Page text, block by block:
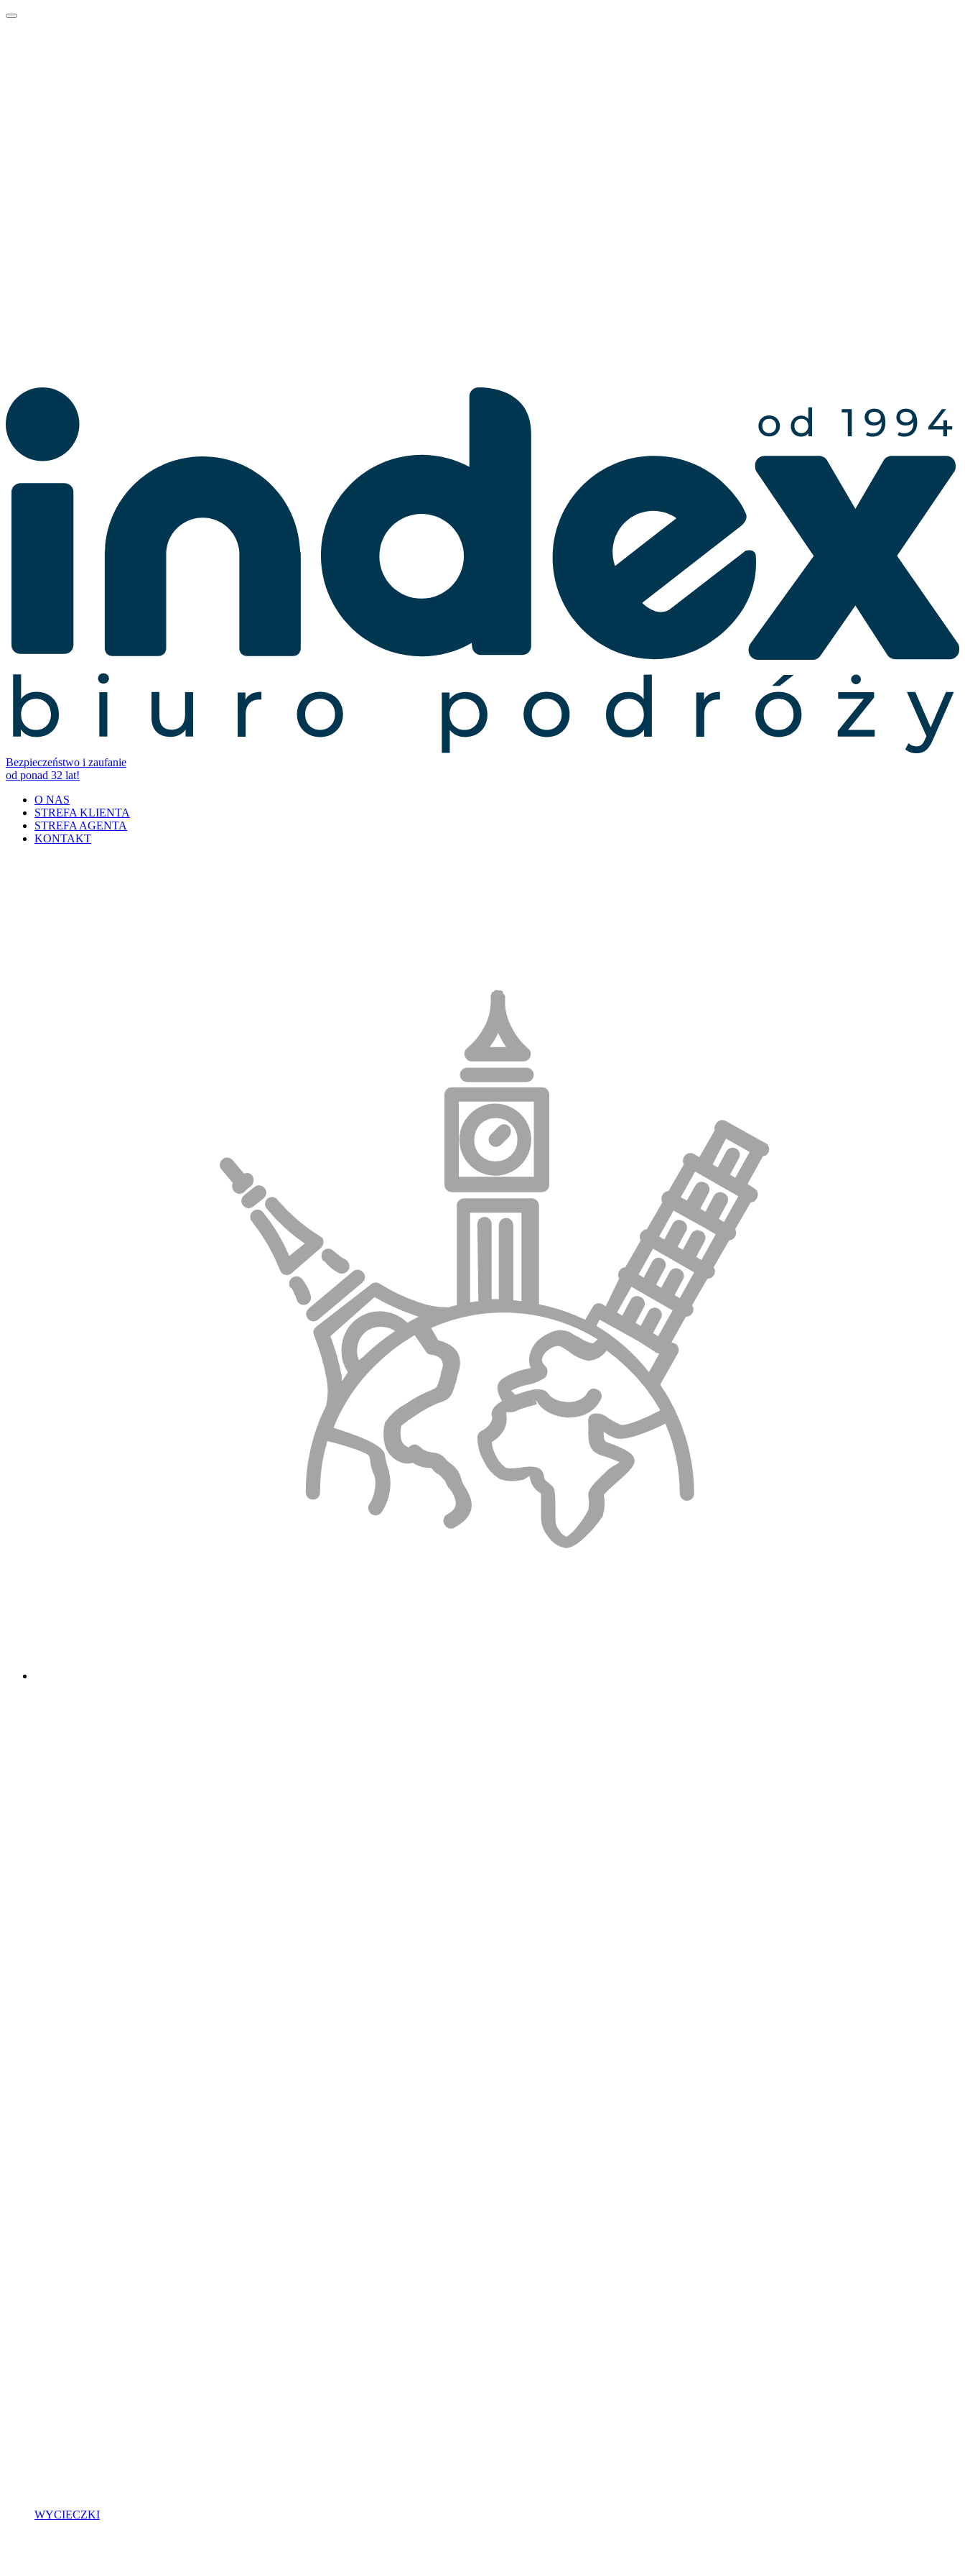
Bezpieczeństwo i zaufanie
od ponad 32 lat!
O NAS
STREFA KLIENTA
STREFA AGENTA
KONTAKT
WYCIECZKI